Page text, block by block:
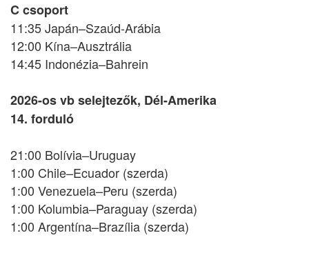
C csoport
11:35 Japán–Szaúd-Arábia
12:00 Kína–Ausztrália
14:45 Indonézia–Bahrein
2026-os vb selejtezők, Dél-Amerika
14. forduló
21:00 Bolívia–Uruguay
1:00 Chile–Ecuador (szerda)
1:00 Venezuela–Peru (szerda)
1:00 Kolumbia–Paraguay (szerda)
1:00 Argentína–Brazília (szerda)